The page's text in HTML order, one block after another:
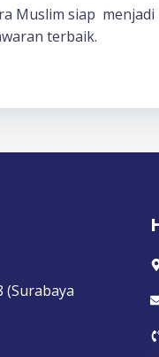
Muslim siap
terbaik.
(Surabaya